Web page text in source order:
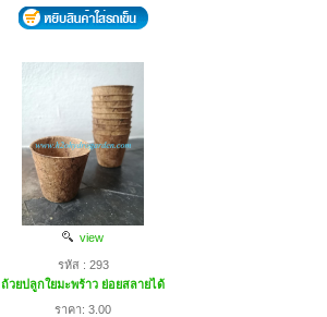
view
รหัส : 293
ถ้วยปลูกใยมะพร้าว ย่อยสลายได้
ราคา: 3.00